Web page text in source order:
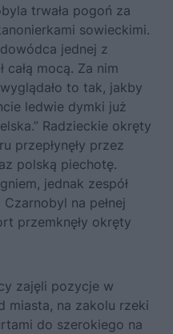
trwała pogoń za
sowieckimi.
jednej z
całą mocą. Za nim
to tak, jakby
ledwie dymki już
Radzieckie okręty
przepłynęły przez
polską piechotę.
jednak zespół
na pełnej
przemknęły okręty
zajęli pozycje w
miasta, na zakolu rzeki
do szerokiego na